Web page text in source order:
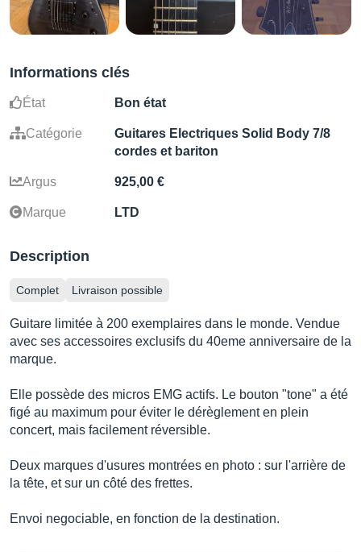
Informations clés
État Bon état
Catégorie
Guitares Electriques Solid Body 7/8
cordes et bariton
Argus 925,00 €
Marque LTD
Description
Complet Livraison possible
Guitare limitée à 200 exemplaires dans le monde. Vendue
avec ses accessoires exclusifs du 40eme anniversaire de la
marque.
Elle possède des micros EMG actifs. Le bouton "tone" a été
figé au maximum pour éviter le dérèglement en plein
concert, mais facilement réversible.
Deux marques d'usures montrées en photo : sur l'arrière de
la tête, et sur un côté des frettes.
Envoi negociable, en fonction de la destination.